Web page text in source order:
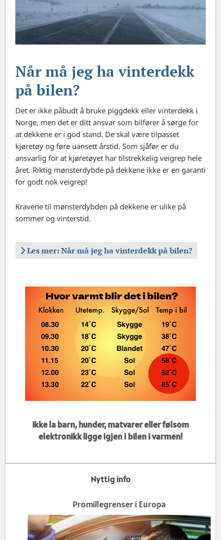
Når må jeg ha vinterdekk
på bilen?
Det er ikke påbudt å bruke piggdekk eller vinterdekk i
Norge, men det er ditt ansvar som bilfører å sørge for
at dekkene er i god stand. De skal være tilpasset
kjøretøy og føre uansett årstid. Som sjåfør er du
ansvarlig for at kjøretøyet har tilstrekkelig veigrep hele
året. Riktig mønsterdybde på dekkene ikke er en garanti
for godt nok veigrep!
Kravene til mønsterdybden på dekkene er ulike på
sommer og vinterstid.
Les mer: Når må jeg ha vinterdekk på bilen?
Ikke la barn, hunder, matvarer eller følsom
elektronikk ligge igjen i bilen i varmen!
Nyttig info
Promillegrenser i Europa